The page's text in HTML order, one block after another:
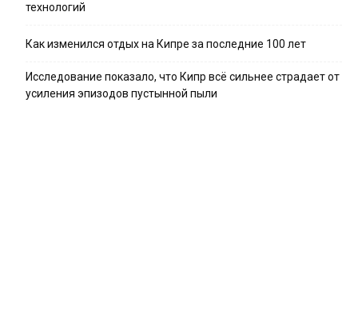
технологий
Как изменился отдых на Кипре за последние 100 лет
Исследование показало, что Кипр всё сильнее страдает от
усиления эпизодов пустынной пыли